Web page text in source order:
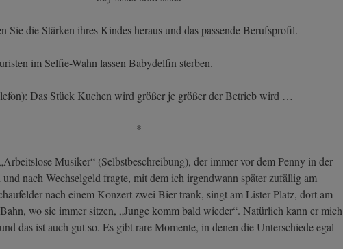
Sie die Stärken ihres Kindes heraus und das passende Berufsprofil.
im Selfie-Wahn lassen Babydelfin sterben.
Das Stück Kuchen wird größer je größer der Betrieb wird …
*
Musiker“ (Selbstbeschreibung), der immer vor dem Penny in der
und nach Wechselgeld fragte, mit dem ich irgendwann später zufällig am
nach einem Konzert zwei Bier trank, singt am Lister Platz, dort am
wo sie immer sitzen, „Junge komm bald wieder“. Natürlich kann er mich
das ist auch gut so. Es gibt rare Momente, in denen die Unterschiede egal